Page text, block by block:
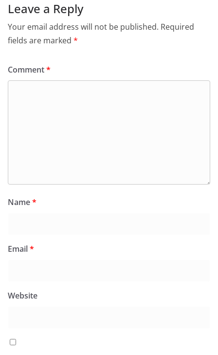
Leave a Reply
Your email address will not be published. Required
fields are marked *
Comment*
Name*
Email*
Website